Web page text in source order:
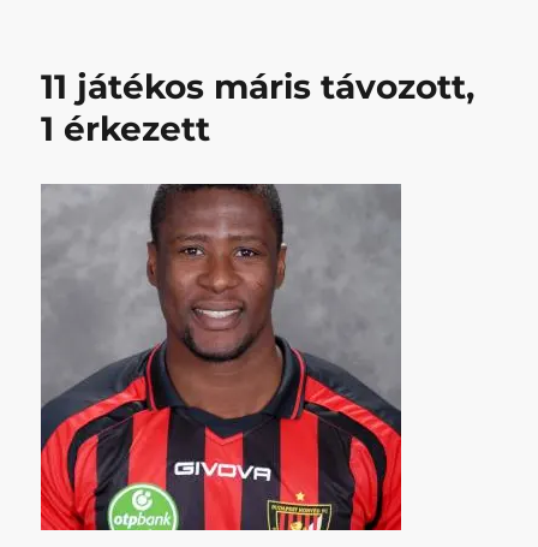
11 játékos máris távozott,
1 érkezett